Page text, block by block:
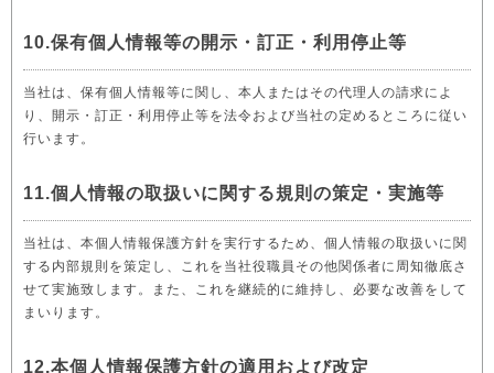
10.保有個人情報等の開示・訂正・利用停止等
当社は、保有個人情報等に関し、本人またはその代理人の請求によ
り、開示・訂正・利用停止等を法令および当社の定めるところに従い
行います。
11.個人情報の取扱いに関する規則の策定・実施等
当社は、本個人情報保護方針を実行するため、個人情報の取扱いに関
する内部規則を策定し、これを当社役職員その他関係者に周知徹底さ
せて実施致します。また、これを継続的に維持し、必要な改善をして
まいります。
12.本個人情報保護方針の適用および改定